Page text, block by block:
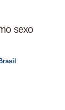
sexo